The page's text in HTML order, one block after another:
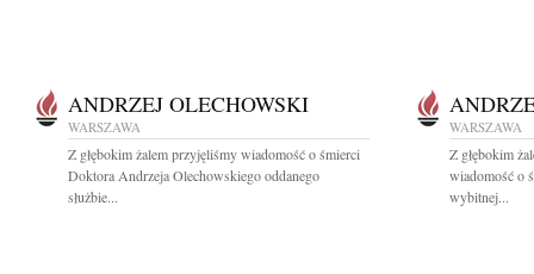
ANDRZEJ OLECHOWSKI
WARSZAWA
Z głębokim żalem przyjęliśmy wiadomość o śmierci
Doktora Andrzeja Olechowskiego oddanego
służbie...
WARSZAWA
Z głębokim
wiadomość o
wybitnej...